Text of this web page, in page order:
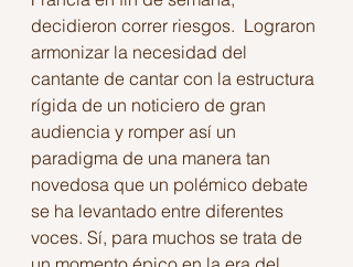
decidieron correr riesgos.  Lograron
armonizar la necesidad del
cantante de cantar con la estructura
rígida de un noticiero de gran
audiencia y romper así un
paradigma de una manera tan
novedosa que un polémico debate
se ha levantado entre diferentes
voces. Sí, para muchos se trata de